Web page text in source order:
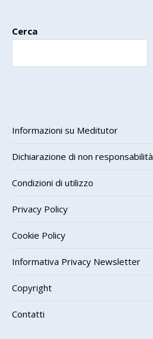
Cerca
Informazioni su Meditutor
Dichiarazione di non responsabilità
Condizioni di utilizzo
Privacy Policy
Cookie Policy
Informativa Privacy Newsletter
Copyright
Contatti